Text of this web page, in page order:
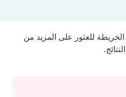
للعثور على المزيد من
النتائج.